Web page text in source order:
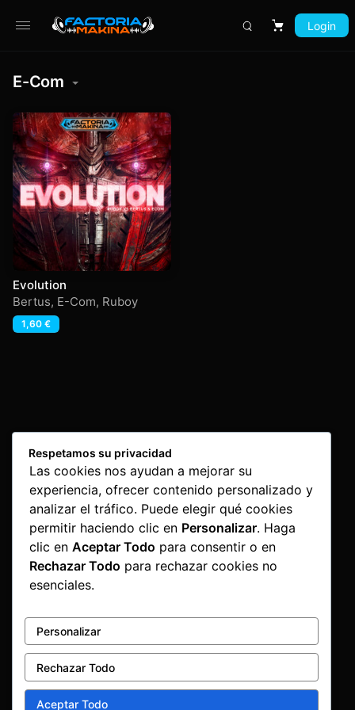
Carrito
Login
E-Com
Evolution
Bertus, E-Com, Ruboy
1,60 €
Respetamos su privacidad
Las cookies nos ayudan a mejorar su
experiencia, ofrecer contenido personalizado y
analizar el tráfico. Puede elegir qué cookies
permitir haciendo clic en Personalizar. Haga
clic en Aceptar Todo para consentir o en
Rechazar Todo para rechazar cookies no
esenciales.
Personalizar
Rechazar Todo
Aceptar Todo